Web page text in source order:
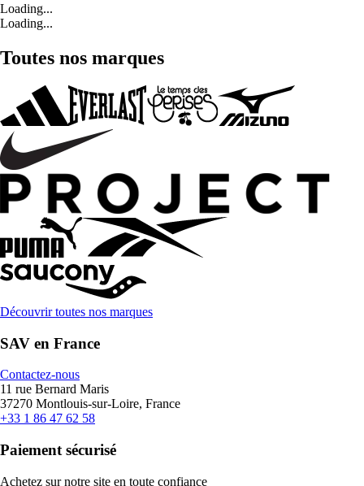
Loading...
Loading...
Toutes nos marques
Découvrir toutes nos marques
SAV en France
Contactez-nous
11 rue Bernard Maris
37270 Montlouis-sur-Loire, France
+33 1 86 47 62 58
Paiement sécurisé
Achetez sur notre site en toute confiance